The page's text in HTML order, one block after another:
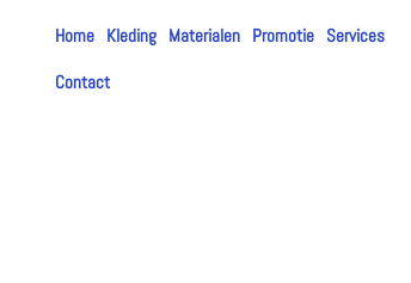
Home Kleding Materialen Promotie Services
Contact